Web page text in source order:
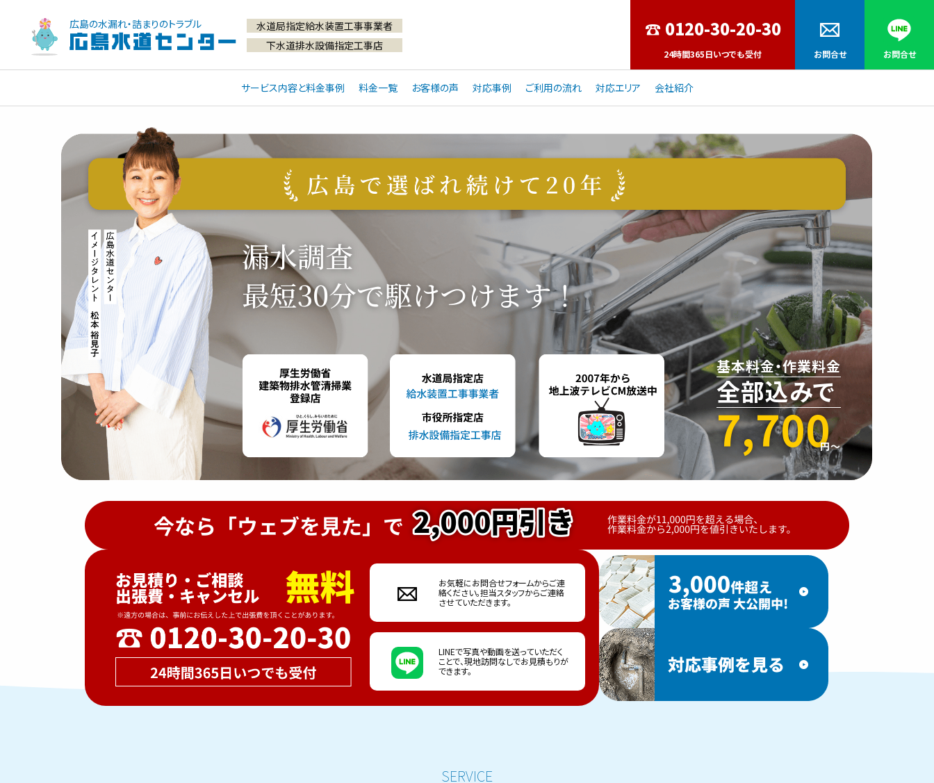
広島の水漏れ・詰まりのトラブル
広島水道センター
24時間365日いつでも受付 お問合せ お問合せ
サービス内容と料金事例 料金一覧 お客様の声 対応事例 ご利用の流れ 対応エリア 会社紹介
水道局指定給水装置工事事業者
下水道排水設備指定工事店
漏水調査
最短30分で駆けつけます！
基本料金・作業料金
全部込みで
7,700
お気軽にお問合せフォームからご連
絡ください。担当スタッフからご連絡
させていただきます。
LINEで写真や動画を送っていただく
ことで、現地訪問なしでお見積もりが
できます。